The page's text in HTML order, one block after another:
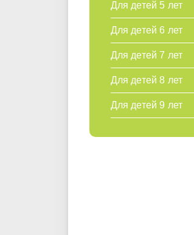
Для детей 5 лет
Для детей 6 лет
Для детей 7 лет
Для детей 8 лет
Для детей 9 лет